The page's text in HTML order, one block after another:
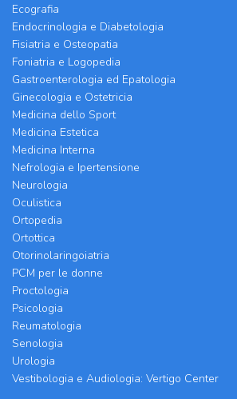
Ecografia
Endocrinologia e Diabetologia
Fisiatria e Osteopatia
Foniatria e Logopedia
Gastroenterologia ed Epatologia
Ginecologia e Ostetricia
Medicina dello Sport
Medicina Estetica
Medicina Interna
Nefrologia e Ipertensione
Neurologia
Oculistica
Ortopedia
Ortottica
Otorinolaringoiatria
PCM per le donne
Proctologia
Psicologia
Reumatologia
Senologia
Urologia
Vestibologia e Audiologia: Vertigo Center